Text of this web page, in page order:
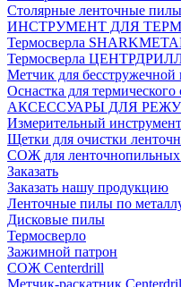
Столярные ленточные
ИНСТРУМЕНТ ДЛЯ
Термосверла
Термосверла
Метчик для
Оснастка для термического
АКСЕССУАРЫ ДЛЯ
Измерительный
Щетки для очистки
СОЖ для ленточнопильных
Заказать
Заказать нашу продукцию
Ленточные пилы по
Дисковые пилы
Термосверло
Зажимной патрон
СОЖ Centerdrill
Метчик-раскатник